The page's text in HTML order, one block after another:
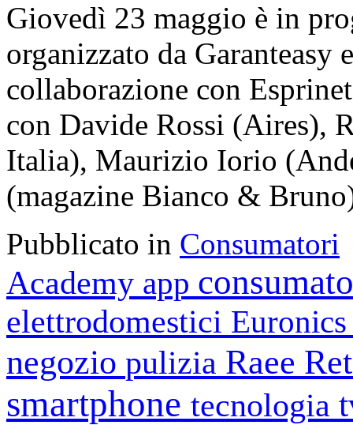
Giovedì 23 maggio è in
organizzato da Garanteasy
collaborazione con
con Davide Rossi (Aires),
Italia), Maurizio Iorio
(magazine Bianco &
Pubblicato in Consumatori
Academy app
elettrodomestici
negozio pulizia Raee
smartphone tecnologia